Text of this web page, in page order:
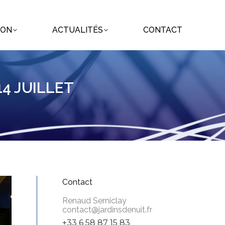
ACTUALITÉS CONTACT
JUILLET
Contact
Renaud Serniclay
contact@jardinsdenuit.fr
+33 6 58 87 15 83
ACTUALITÉS CONTACT